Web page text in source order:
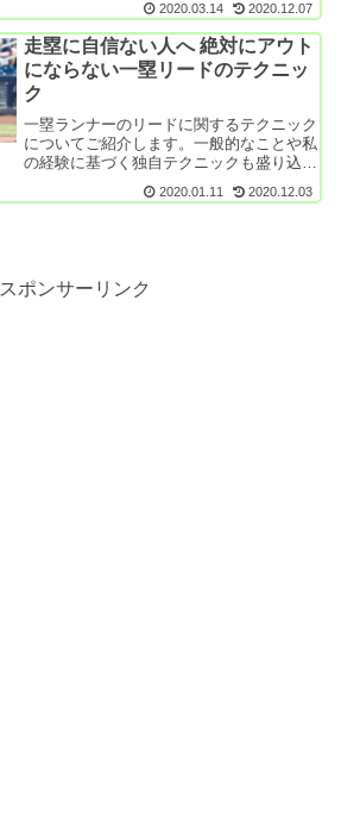
2020.03.14 2020.12.07
走塁に自信ない人へ 絶対にアウト
にならない一塁リードのテクニッ
ク
一塁ランナーのリードに関するテクニック
についてご紹介します。一般的なことや私
の経験に基づく独自テクニックも盛り込ん
2020.01.11 2020.12.03
スポンサーリンク